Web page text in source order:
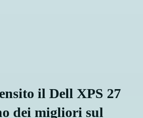
il Dell XPS 27
dei migliori sul